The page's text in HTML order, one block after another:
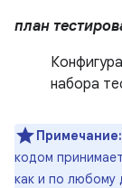
план
набора
Примечание:
кодом
как и по любому